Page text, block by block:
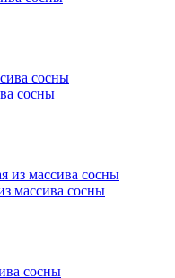
сосны
массива сосны